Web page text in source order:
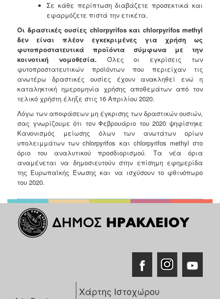
Σε κάθε περίπτωση διαβάζετε προσεκτικά και
εφαρμόζετε πιστά την ετικέτα.
Οι δραστικές ουσίες chlorpyrifos και chlorpyrifos methyl
δεν είναι πλέον εγκεκριμένες για χρήση ως
φυτοπροστατευτικά προϊόντα σύμφωνα με την
κοινοτική νομοθεσία. Όλες οι εγκρίσεις των
φυτοπροστατευτικών προϊόντων που περιείχαν τις
ανωτέρω δραστικές ουσίες έχουν ανακληθεί ενώ η
καταληκτική ημερομηνία χρήσης αποθεμάτων από τον
τελικό χρήστη έληξε στις 16 Απριλίου 2020.
Λόγω των αποφάσεων μη έγκρισης των δραστικών ουσιών,
σας γνωρίζουμε ότι τον Φεβρουάριο του 2020 ψηφίστηκε
Κανονισμός μείωσης όλων των ανωτάτων ορίων
υπολειμμάτων των chlorpyrifos και chlorpyrifos methyl στο
όριο του αναλυτικού προσδιορισμού. Τα νέα όρια
αναμένεται να δημοσιευτούν στην επίσημη εφημερίδα
της Ευρωπαϊκής Ένωσης και να ισχύσουν το φθινόπωρο
του 2020.
Χάρτης Ιστοχώρου